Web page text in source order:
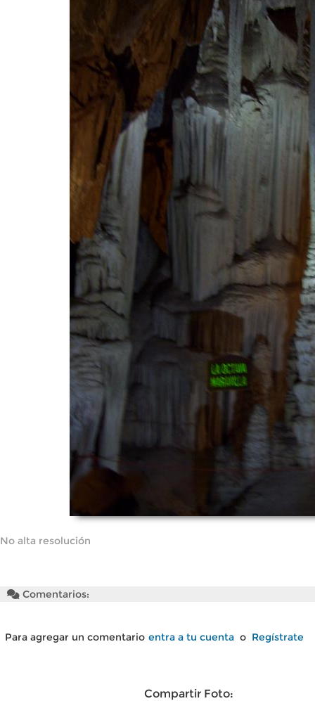
No alta resolución
Comentarios:
Para agregar un comentario entra a tu cuenta o Regístrate
Compartir Foto: